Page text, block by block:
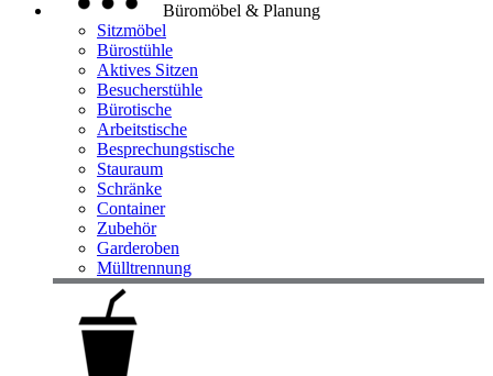
Büromöbel & Planung
Sitzmöbel
Bürostühle
Aktives Sitzen
Besucherstühle
Bürotische
Arbeitstische
Besprechungstische
Stauraum
Schränke
Container
Zubehör
Garderoben
Mülltrennung